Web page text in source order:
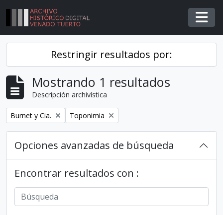
Skip to main content
Restringir resultados por:
Mostrando 1 resultados
Descripción archivística
Remover filtro
Burnet y Cia. Remover filtro
Toponimia
Opciones avanzadas de búsqueda
Encontrar resultados con :